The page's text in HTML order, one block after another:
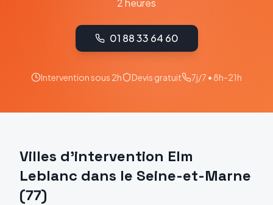
2 heures
01 88 33 64 60
Intervention sous 2h Devis gratuit 7j/7 • 8h-21h
Villes d'intervention Elm
Leblanc dans le Seine-et-Marne
(77)